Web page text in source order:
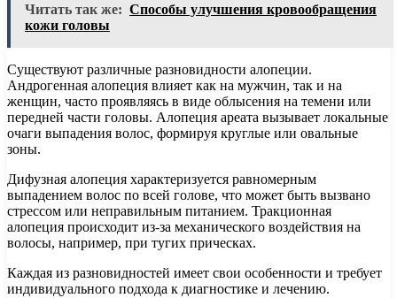
Читать так же: Способы улучшения кровообращения
кожи головы
Существуют различные разновидности алопеции.
Андрогенная алопеция влияет как на мужчин, так и на
женщин, часто проявляясь в виде облысения на темени или
передней части головы. Алопеция ареата вызывает локальные
очаги выпадения волос, формируя круглые или овальные
зоны.
Дифузная алопеция характеризуется равномерным
выпадением волос по всей голове, что может быть вызвано
стрессом или неправильным питанием. Тракционная
алопеция происходит из-за механического воздействия на
волосы, например, при тугих прическах.
Каждая из разновидностей имеет свои особенности и требует
индивидуального подхода к диагностике и лечению.